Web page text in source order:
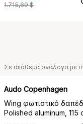
1.715,69 $
Σε απόθεμα ανάλογα με
Audo Copenhagen
Wing φωτιστικό
Polished aluminum, 115